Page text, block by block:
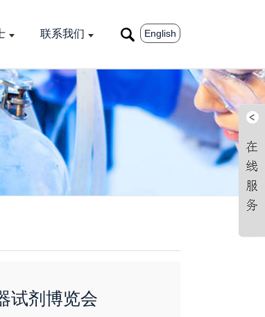
联系我们 English
试剂博览会